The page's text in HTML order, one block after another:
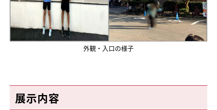
外観・入口の様子
展示内容